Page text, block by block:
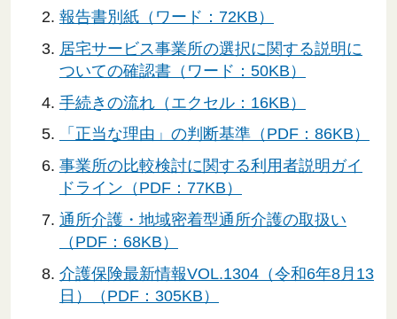
報告書別紙（ワード：72KB）
居宅サービス事業所の選択に関する説明に
ついての確認書（ワード：50KB）
手続きの流れ（エクセル：16KB）
「正当な理由」の判断基準（PDF：86KB）
事業所の比較検討に関する利用者説明ガイ
ドライン（PDF：77KB）
通所介護・地域密着型通所介護の取扱い
（PDF：68KB）
介護保険最新情報VOL.1304（令和6年8月13
日）（PDF：305KB）